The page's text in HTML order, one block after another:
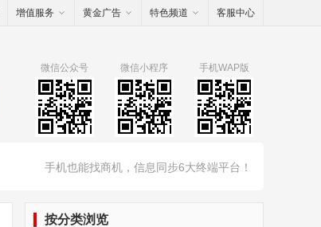
增值服务 黄金广告 特色频道 客服中心
手机WAP版
手机也能找商机，信息同步6大终端平台！
微信小程序
微信公众号
按分类浏览